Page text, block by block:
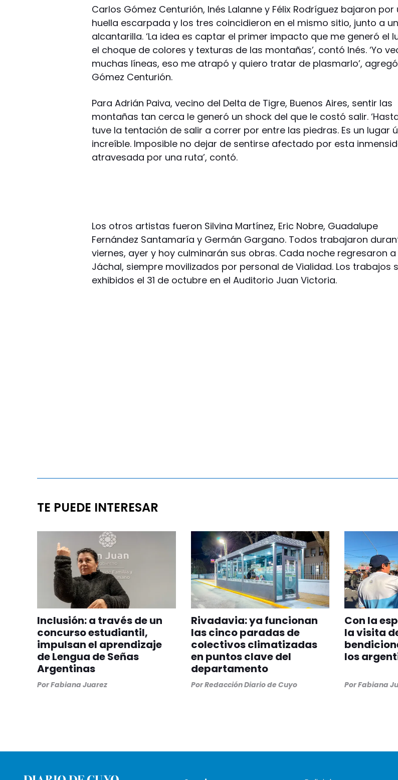
Carlos Gómez Centurión, Inés Lalanne y Félix Rodríguez bajaron por
huella escarpada y los tres coincidieron en el mismo sitio, junto a
alcantarilla. ‘La idea es captar el primer impacto que me generó el
el choque de colores y texturas de las montañas’, contó Inés. ‘Yo
muchas líneas, eso me atrapó y quiero tratar de plasmarlo’, agregó
Gómez Centurión.
Para Adrián Paiva, vecino del Delta de Tigre, Buenos Aires, sentir las
montañas tan cerca le generó un shock del que le costó salir.
tuve la tentación de salir a correr por entre las piedras. Es un lugar
increíble. Imposible no dejar de sentirse afectado por esta
atravesada por una ruta’, contó.
Los otros artistas fueron Silvina Martínez, Eric Nobre, Guadalupe
Fernández Santamaría y Germán Gargano. Todos trabajaron
viernes, ayer y hoy culminarán sus obras. Cada noche regresaron a
Jáchal, siempre movilizados por personal de Vialidad. Los trabajos
exhibidos el 31 de octubre en el Auditorio Juan Victoria.
TE PUEDE INTERESAR
Inclusión: a través de un
concurso estudiantil,
impulsan el aprendizaje
de Lengua de Señas
Argentinas
PorFabiana Juarez
Rivadavia: ya funcionan
las cinco paradas de
colectivos climatizadas
en puntos clave del
departamento
PorRedacción Diario de Cuyo
Con la
la visita
los
PorFabiana